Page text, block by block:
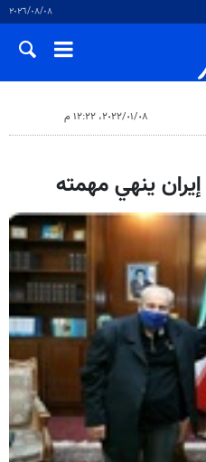
٠٨‏/٠٨‏/٢٠٢٦
٠٨‏/٠١‏/٢٠٢٢، ١٢:٢٢ م
ينهي مهمته